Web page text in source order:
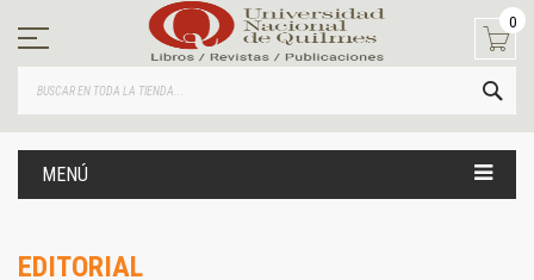
contenido
0
MENÚ
EDITORIAL